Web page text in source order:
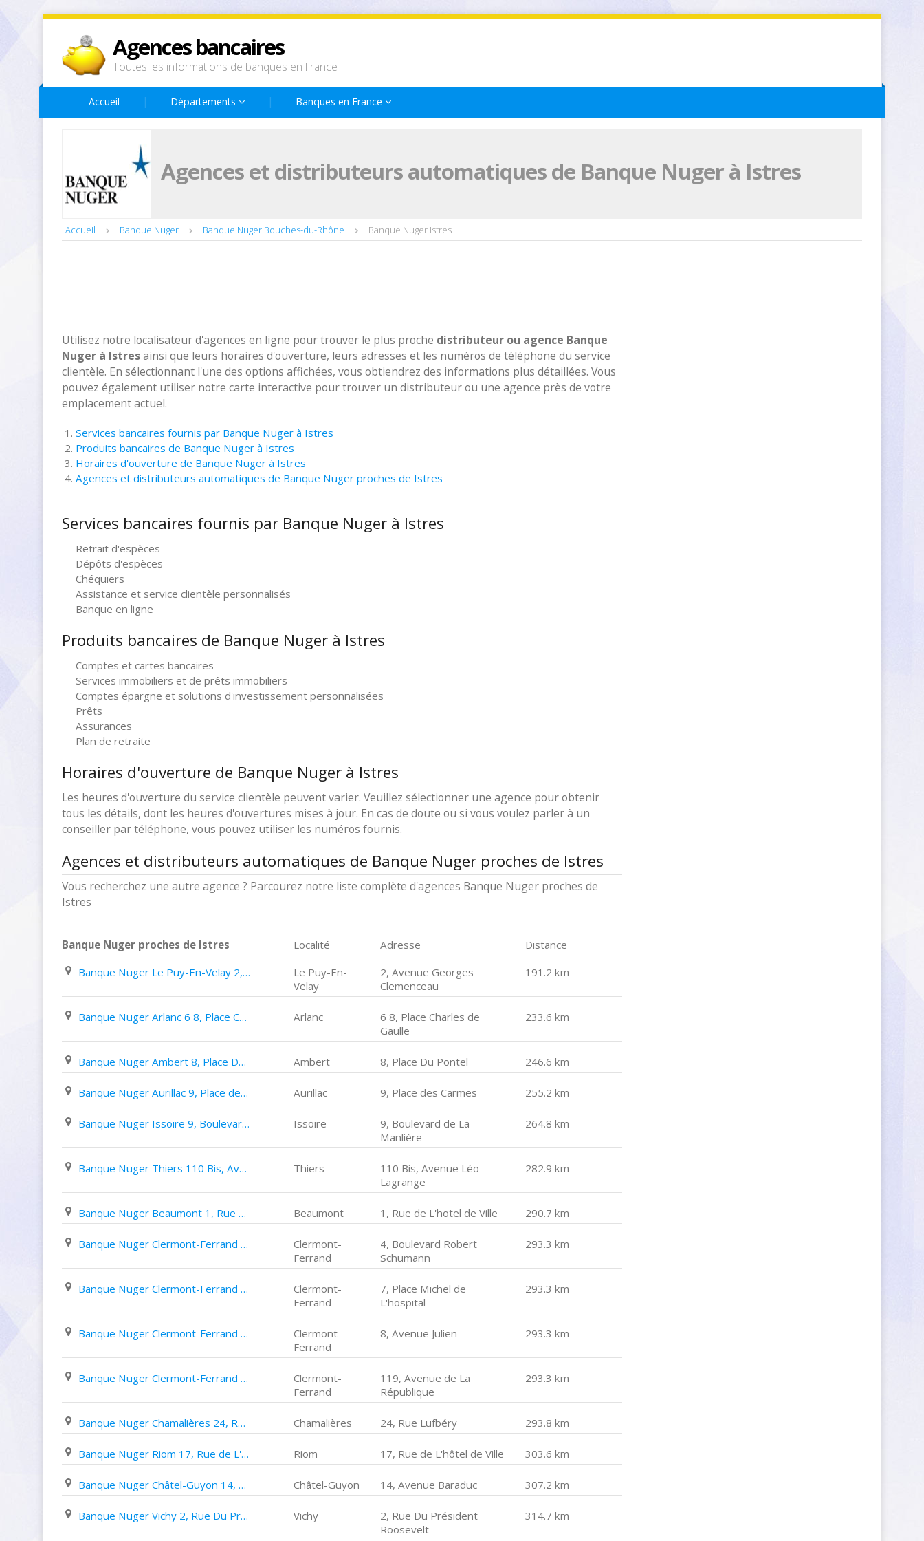
Agences bancaires
Toutes les informations de banques en France
Accueil Départements Banques en France
Agences et distributeurs automatiques de Banque Nuger à Istres
Accueil Banque Nuger Banque Nuger Bouches-du-Rhône Banque Nuger Istres
Utilisez notre localisateur d'agences en ligne pour trouver le plus proche distributeur ou agence Banque
Nuger à Istresainsi que leurs horaires d'ouverture, leurs adresses et les numéros de téléphone du service
clientèle. En sélectionnant l'une des options affichées, vous obtiendrez des informations plus détaillées. Vous
pouvez également utiliser notre carte interactive pour trouver un distributeur ou une agence près de votre
emplacement actuel.
Services bancaires fournis par Banque Nuger à Istres
Produits bancaires de Banque Nuger à Istres
Horaires d'ouverture de Banque Nuger à Istres
Agences et distributeurs automatiques de Banque Nuger proches de Istres
Services bancaires fournis par Banque Nuger à Istres
Retrait d'espèces
Dépôts d'espèces
Chéquiers
Assistance et service clientèle personnalisés
Banque en ligne
Produits bancaires de Banque Nuger à Istres
Comptes et cartes bancaires
Services immobiliers et de prêts immobiliers
Comptes épargne et solutions d'investissement personnalisées
Prêts
Assurances
Plan de retraite
Horaires d'ouverture de Banque Nuger à Istres
Les heures d'ouverture du service clientèle peuvent varier. Veuillez sélectionner une agence pour obtenir
tous les détails, dont les heures d'ouvertures mises à jour. En cas de doute ou si vous voulez parler à un
conseiller par téléphone, vous pouvez utiliser les numéros fournis.
Agences et distributeurs automatiques de Banque Nuger proches de Istres
Vous recherchez une autre agence ? Parcourez notre liste complète d'agences Banque Nuger proches de
Istres
Banque Nuger proches de Istres Localité Adresse
Distance
Banque Nuger Le Puy-En-Velay 2, Avenue Georges Clemenceau
Le Puy-En-
Velay
2, Avenue Georges
Clemenceau
191.2 km
Banque Nuger Arlanc 6 8, Place Charles de Gaulle Arlanc
6 8, Place Charles de
Gaulle
233.6 km
Banque Nuger Ambert 8, Place Du Pontel Ambert 8, Place Du Pontel 246.6 km
Banque Nuger Aurillac 9, Place des Carmes Aurillac 9, Place des Carmes 255.2 km
Banque Nuger Issoire 9, Boulevard de La Manlière Issoire
9, Boulevard de La
Manlière
264.8 km
Banque Nuger Thiers 110 Bis, Avenue Léo Lagrange Thiers
110 Bis, Avenue Léo
Lagrange
282.9 km
Banque Nuger Beaumont 1, Rue de L'hotel de Ville Beaumont 1, Rue de L'hotel de Ville 290.7 km
Banque Nuger Clermont-Ferrand 4, Boulevard Robert Schumann
Clermont-
Ferrand
4, Boulevard Robert
Schumann
293.3 km
Banque Nuger Clermont-Ferrand 7, Place Michel de L'hospital
Clermont-
Ferrand
7, Place Michel de
L'hospital
293.3 km
Banque Nuger Clermont-Ferrand 8, Avenue Julien
Clermont-
Ferrand
8, Avenue Julien 293.3 km
Banque Nuger Clermont-Ferrand 119, Avenue de La République
Clermont-
Ferrand
119, Avenue de La
République
293.3 km
Banque Nuger Chamalières 24, Rue Lufbéry Chamalières 24, Rue Lufbéry 293.8 km
Banque Nuger Riom 17, Rue de L'hôtel de Ville Riom 17, Rue de L'hôtel de Ville 303.6 km
Banque Nuger Châtel-Guyon 14, Avenue Baraduc Châtel-Guyon 14, Avenue Baraduc 307.2 km
Banque Nuger Vichy 2, Rue Du Président Roosevelt Vichy
2, Rue Du Président
Roosevelt
314.7 km